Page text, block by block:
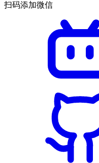
扫码添加微信